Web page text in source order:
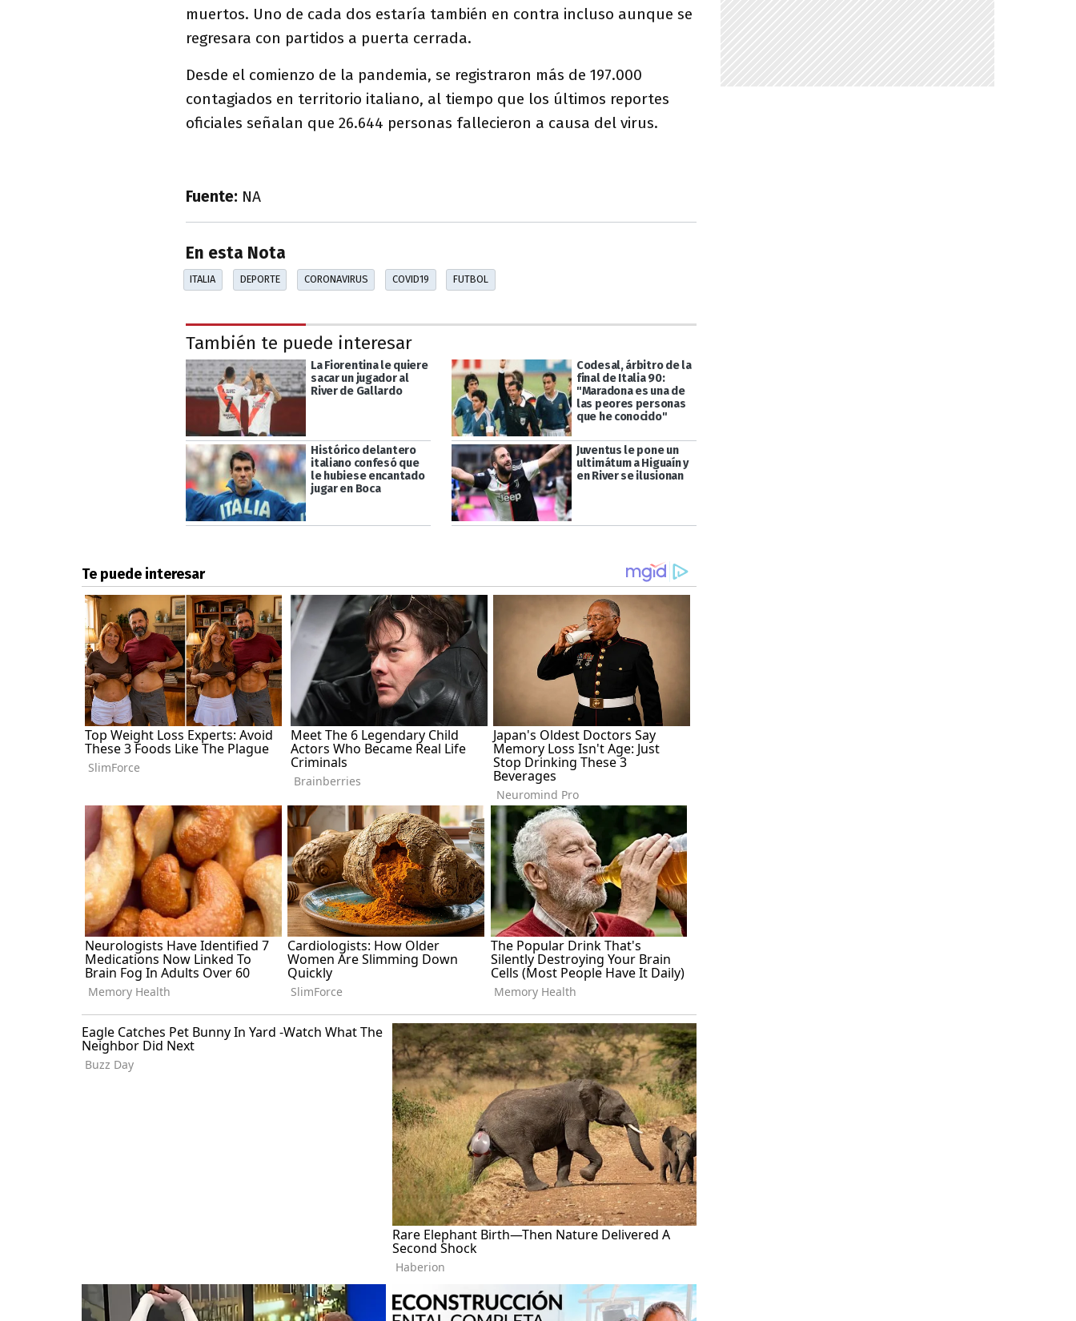
muertos. Uno de cada dos estaría también en contra incluso aunque se
regresara con partidos a puerta cerrada.
Desde el comienzo de la pandemia, se registraron más de 197.000
contagiados en territorio italiano, al tiempo que los últimos reportes
oficiales señalan que 26.644 personas fallecieron a causa del virus.
Fuente: NA
En esta Nota
ITALIA DEPORTE CORONAVIRUS COVID19 FUTBOL
También te puede interesar
La Fiorentina le quiere
sacar un jugador al
River de Gallardo
Codesal, árbitro de la
final de Italia 90:
"Maradona es una de
las peores personas
que he conocido"
Histórico delantero
italiano confesó que
le hubiese encantado
jugar en Boca
Juventus le pone un
ultimátum a Higuaín y
en River se ilusionan